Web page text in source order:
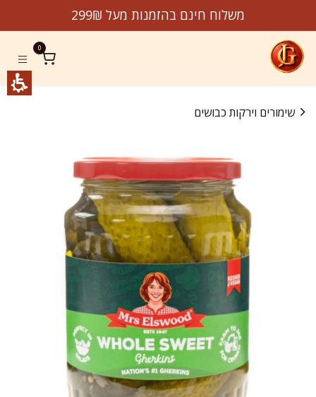
משלוח חינם בהזמנות מעל 299₪
0
שימורים וירקות כבושים